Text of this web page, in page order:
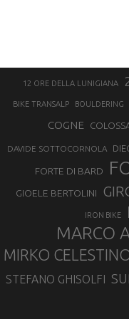
12 ORE DELLA LUNIGIANA
BIKE TRANSALP BOULDERING
COGNE
DAVIDE SOTTOCORNOLA
FORTE DI BARD
GIOELE BERTOLINI
IRON BIKE
MARCO
MIRKO
STEFANO GHISOLFI